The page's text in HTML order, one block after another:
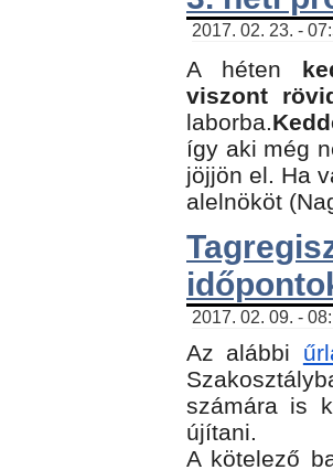
2017. 02. 23. -
A héten
viszont
laborba.
így aki még
jöjjön el. Ha
alelnököt
2017. 02. 09. -
Az alábbi
számára is
újítani.
​A kötelező